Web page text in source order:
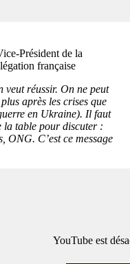
Président de la
française
veut réussir. On ne peut
après les crises que
en Ukraine). Il faut
la table pour discuter :
ONG. C’est ce message
YouTube est